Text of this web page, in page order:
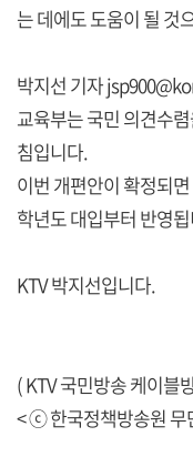
는 데에도 도움이 될 것
박지선 기자
교육부는 국민 의견수
침입니다.
이번 개편안이 확정되
학년도 대입부터 반영
KTV 박지선입니다.
( KTV 국민방송 케이블
< ⓒ 한국정책방송원 무